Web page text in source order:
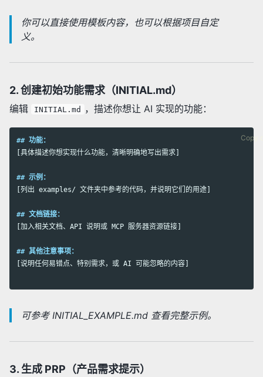
你可以直接使用模板内容，也可以根据项目自定
义。
2. 创建初始功能需求（INITIAL.md）
编辑 INITIAL.md ，描述你想让 AI 实现的功能：
Copy
## 功能：
[具体描述你想实现什么功能，清晰明确地写出需求]
## 示例：
[列出 examples/ 文件夹中参考的代码，并说明它们的用途]
## 文档链接：
[加入相关文档、API 说明或 MCP 服务器资源链接]
## 其他注意事项：
[说明任何易错点、特别需求，或 AI 可能忽略的内容]
可参考 INITIAL_EXAMPLE.md 查看完整示例。
3. 生成 PRP（产品需求提示）